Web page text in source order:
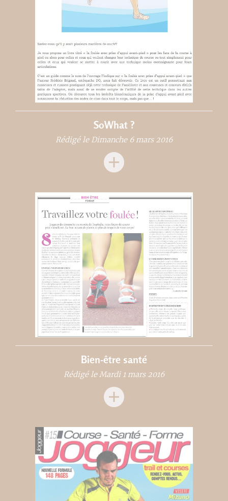
SoWhat ?
Rédigé le Dimanche 6 mars 2016
Bien-être santé
Rédigé le Mardi 1 mars 2016